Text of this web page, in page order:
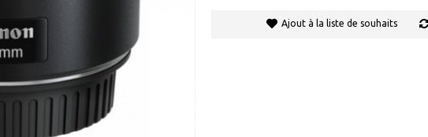
Ajout à la liste de souhaits